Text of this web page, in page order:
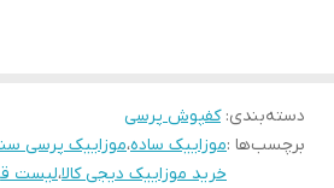
دسته‌بندی:کفپوش پرسی
برچسب‌ها :موزاییک ساده،موزاییک پرسی
خرید موزاییک دیجی کالا،لیست